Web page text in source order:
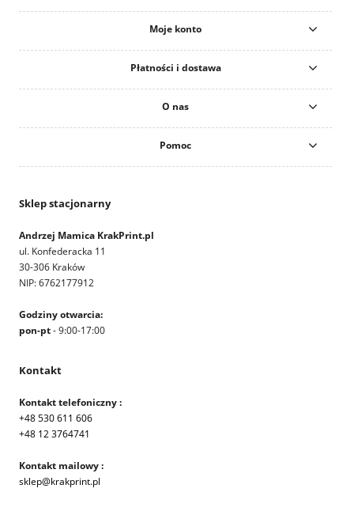
Moje konto
Płatności i dostawa
O nas
Pomoc
Sklep stacjonarny
Andrzej Mamica KrakPrint.pl
ul. Konfederacka 11
30-306 Kraków
NIP: 6762177912
Godziny otwarcia:
pon-pt- 9:00-17:00
Kontakt
Kontakt telefoniczny :
+48 530 611 606
+48 12 3764741
Kontakt mailowy :
sklep@krakprint.pl